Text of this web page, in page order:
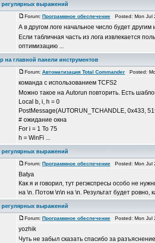
выражений
Forum: Программное обеспечение Posted: Mon
А в другом логе начальное число будет
Если табличная часть из лога извлекается
оптимизацию ...
на главной панели инструментов
Forum: Автоматизация Total Commander Posted:
команда с использованием TCFS2
Можно такое на Autorun повторить. Есть
Local b, i, h = 0
PostMessage(AUTORUN_TCHANDLE, 0x433,
# ожидание окна
For i = 1 To 75
h = WinFi ...
выражений
Forum: Программное обеспечение Posted: Mon
Batya
Как я и говорил, тут регэкспресы особо не
на \n. Потом \n\n на \n. Результат будет ровно,
выражений
Forum: Программное обеспечение Posted: Mon
yozhik
Чуть не забыл сказать спасибо за